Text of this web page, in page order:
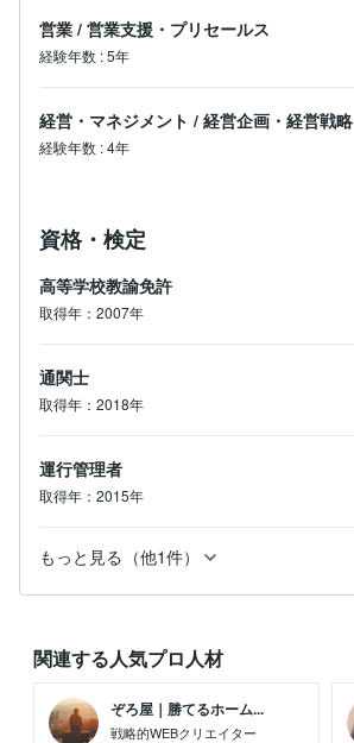
営業 / 営業支援・プリセールス
経験年数 :5年
経営・マネジメント / 経営企画・経営戦略
経験年数 :4年
資格・検定
高等学校教諭免許
取得年：2007年
通関士
取得年：2018年
運行管理者
取得年：2015年
もっと見る（他1件）
関連する人気プロ人材
ぞろ屋｜勝てるホーム...
戦略的WEBクリエイター